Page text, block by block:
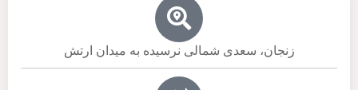
زنجان، سعدی شمالی نرسیده به میدان ارتش